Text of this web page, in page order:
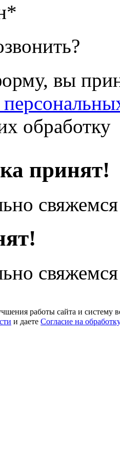
*
вы
обработку
принят!
работы сайта и систему
и даете Согласие на